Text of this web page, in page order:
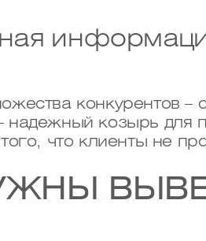
конкурентов
надежный козырь для
что клиенты не